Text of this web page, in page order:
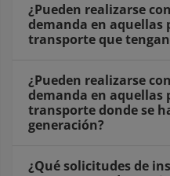
¿Pueden realizarse
demanda en aquellas
transporte que
¿Pueden realizarse
demanda en aquellas
transporte donde se
generación?
¿Qué solicitudes de